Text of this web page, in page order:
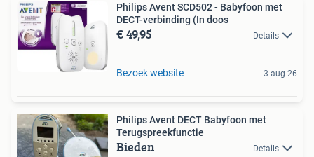
Philips Avent SCD502 - Babyfoon met
DECT-verbinding (In doos
€ 49,95 Details
Bezoek website 3 aug 26
Philips Avent DECT Babyfoon met
Terugspreekfunctie
Bieden Details